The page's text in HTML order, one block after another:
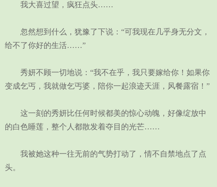
我大喜过望，疯狂点头……
忽然想到什么，犹豫了下说：“可我现在几乎身无分文，
给不了你好的生活……”
秀妍不顾一切地说：“我不在乎，我只要嫁给你！如果你
变成乞丐，我就做乞丐婆，陪你一起浪迹天涯，风餐露宿！”
这一刻的秀妍比任何时候都美的惊心动魄，好像绽放中
的白色睡莲，整个人都散发着夺目的光芒……
我被她这种一往无前的气势打动了，情不自禁地点了点
头。